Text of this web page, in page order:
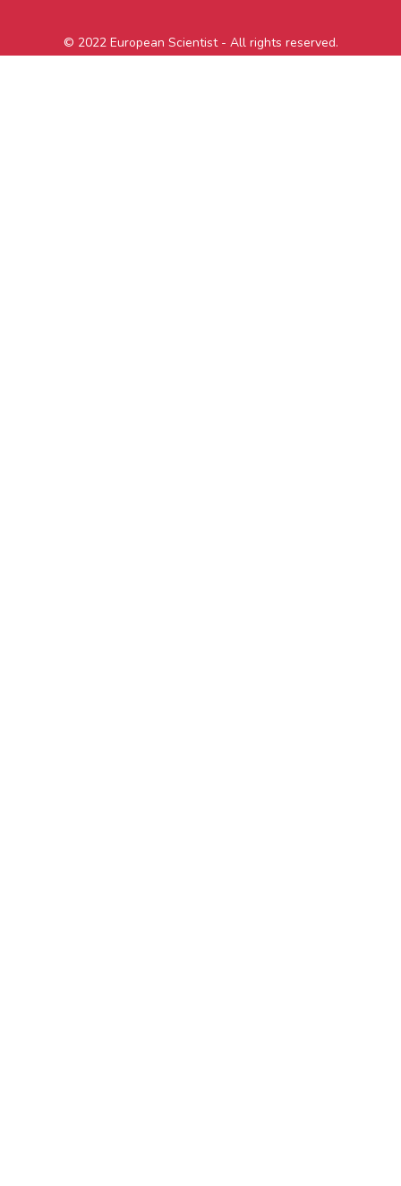
© 2022 European Scientist - All rights reserved.